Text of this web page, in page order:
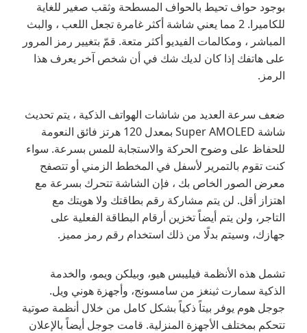
بوجود حواف تحيط بالحواف المسطحة وثقب صغير للغاية
للكاميرا. 2 مما يعني شاشة أكثر غامرة تجعل اللعب ، والبث
المباشر ، ومكالمات الفيديو أكثر متعة. قمّ بتغيير رمز المرور
على هاتفك إذا كان لديك شك في أن شخص آخر يعرف هذا
الرمز.
ضعف سرعة العديد من شاشات الهواتف الذكية ، يتم تحديث
شاشة Super AMOLED بمعدل 120 هرتز فائق النعومة
للحفاظ على وضوح الحركة والاستجابة للمس بسرعة. سواء
كنت تقوم بالتمرير لأسفل في المخطط الزمني أو تتصفح
معرض الصور الخاص بك ، فإن الشاشة تتحرك بسرعة مع
اهتزاز أقل. لن يتم مشاركة رقم بطاقتك ولا هويتك مع
التاجر، ولن يتم أيضاً تخزين أرقام البطاقة الفعلية على
جهازك، وسيتم بدلًا من ذلك استخدام رقم رمز مميز.
تشمل هذه الأنظمة فيليبس هيو، وبيلكن ويمو، والخدمة
الذكية سمارت ثينغز من سامسونج، وأجهزة هوني ويل.
جوجل هوم يوفر بيتاً ذكياً بشكل كامل من خلال أنظمة صوتية
تتحكم بمختلف الأجهزة المنزلية. قامت جوجل أيضاً بالإعلان